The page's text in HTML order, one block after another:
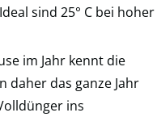
sind 25° C bei hoher
im Jahr kennt die
daher das ganze Jahr
ins